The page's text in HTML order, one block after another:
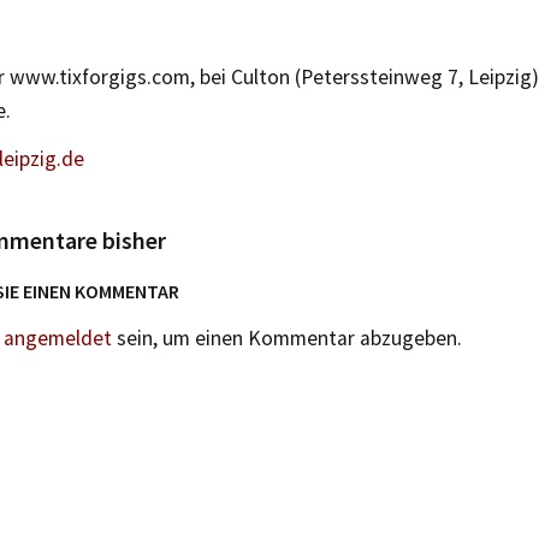
www.tixforgigs.com, bei Culton (Peterssteinweg 7,
bisher
EINEN KOMMENTAR
angemeldetsein, um einen Kommentar abzugeben.